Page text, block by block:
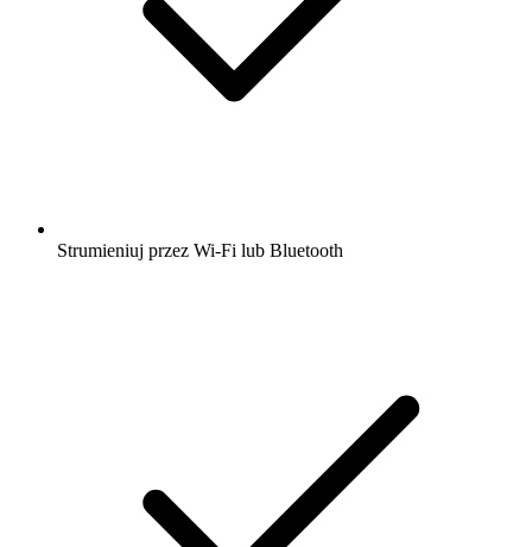
Strumieniuj przez Wi-Fi lub Bluetooth